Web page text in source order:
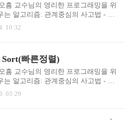
MAX HEAP을 이용하여 최대 우선순
형태로 원소들이 저장되어 있고, 15
흠 교수님의 영리한 프로그래밍을 위
는 알고리즘: 관계중심의 사고법 - 문
좌 링크3-4. 힙 정렬(Heap Sort)Heap
잡도 O(nlogn)Sorts in place - 추가 배
가적인 배열이 필요하지 않기 때문에
의 정의Heap은완전 이진 트리(co
property를 만족해야 한다.동일한 데이
10:32
빠른정렬)
흠 교수님의 영리한 프로그래밍을 위
는 알고리즘: 관계중심의 사고법 - 문
좌 링크3-3. 빠른정렬(Quick Sort)분
은 조건이 만족되도록 두 부분으로
음. if (p = x j
03:29